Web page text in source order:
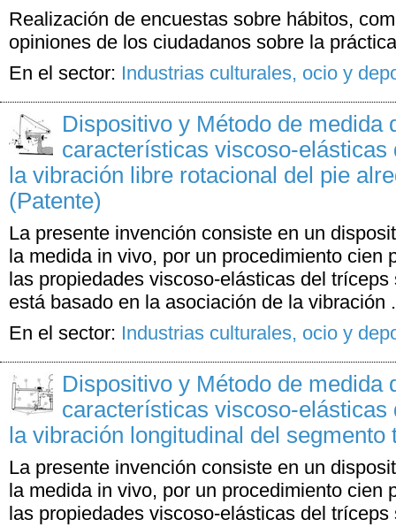
Realización de encuestas sobre hábitos,
opiniones de los ciudadanos sobre la
En el sector: Industrias culturales, ocio y
Dispositivo y Método de medida
características viscoso-elásticas
la vibración libre rotacional del pie
(Patente)
La presente invención consiste en un
la medida in vivo, por un procedimiento cien
las propiedades viscoso-elásticas del
está basado en la asociación de la vibración
En el sector: Industrias culturales, ocio y
Dispositivo y Método de medida
características viscoso-elásticas
la vibración longitudinal del segmento
La presente invención consiste en un
la medida in vivo, por un procedimiento cien
las propiedades viscoso-elásticas del